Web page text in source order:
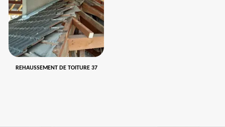
REHAUSSEMENT DE TOITURE 37